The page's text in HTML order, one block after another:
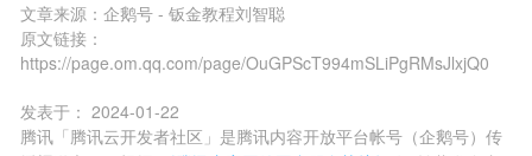
文章来源： 企鹅号 - 钣金教程刘智聪
原文链接：
https://page.om.qq.com/page/OuGPScT994mSLiPgRMsJlxjQ0
发表于： 2024-01-22
腾讯「腾讯云开发者社区」是腾讯内容开放平台帐号（企鹅号）传